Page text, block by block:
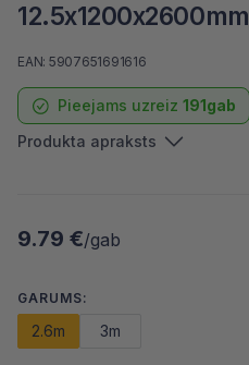
12.5x1200x2600mm
Pieejams uzreiz 191gab
EAN: 5907651691616
Produkta apraksts
9.79 €/gab
GARUMS:
2.6m 3m